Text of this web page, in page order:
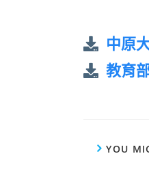
中原
教育
YOU